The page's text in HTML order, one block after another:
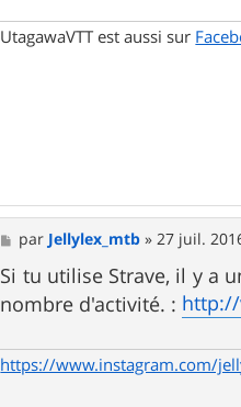
UtagawaVTT est aussi sur
M
e
s
s
a
par Jellylex_mtb »27 juil.
Si tu utilise Strave, il y a
nombre d'activité. :
https://www.instagram.com/